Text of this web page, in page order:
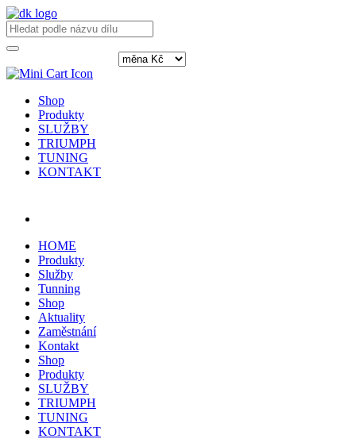
Shop
Produkty
SLUŽBY
TRIUMPH
TUNING
KONTAKT
HOME
Produkty
Služby
Tunning
Shop
Aktuality
Zaměstnání
Kontakt
Shop
Produkty
SLUŽBY
TRIUMPH
TUNING
KONTAKT